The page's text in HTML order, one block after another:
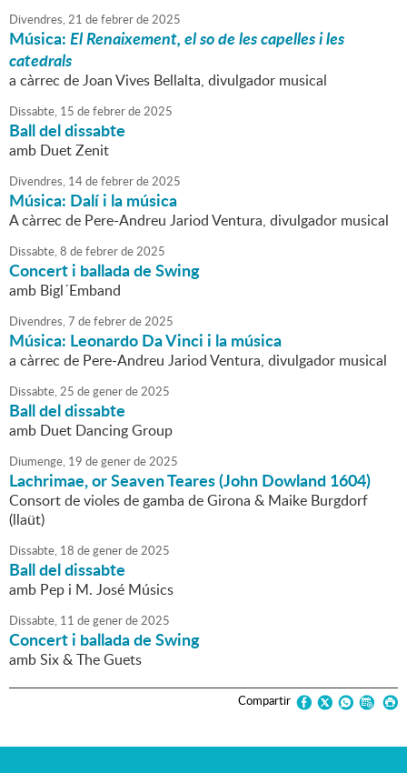
Divendres,21 defebrerde2025
Música:El Renaixement, el so de les capelles i les
catedrals
a càrrec de Joan Vives Bellalta, divulgador musical
Dissabte, 15 defebrerde2025
Ball del dissabte
amb Duet Zenit
Divendres, 14defebrerde2025
Música: Dalí i la música
A càrrec de Pere-Andreu Jariod Ventura, divulgador musical
Dissabte,8 defebrerde2025
Concert i ballada de Swing
amb Bigl´Emband
Divendres,7 defebrerde2025
Música: Leonardo Da Vinci i la música
a càrrec de Pere-Andreu Jariod Ventura, divulgador musical
Dissabte,25 degenerde2025
Ball del dissabte
amb Duet Dancing Group
Diumenge, 19 degenerde2025
Lachrimae, or Seaven Teares (John Dowland 1604)
Consort de violes de gamba de Girona & Maike Burgdorf
(llaüt)
Dissabte, 18 degenerde2025
Ball del dissabte
amb Pep i M. José Músics
Dissabte, 11 degenerde2025
Concert i ballada de Swing
amb Six & The Guets
Compartir